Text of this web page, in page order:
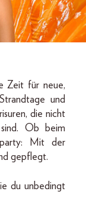
Zeit für neue,
und
die nicht
Ob beim
Mit der
gepflegt.
du unbedingt